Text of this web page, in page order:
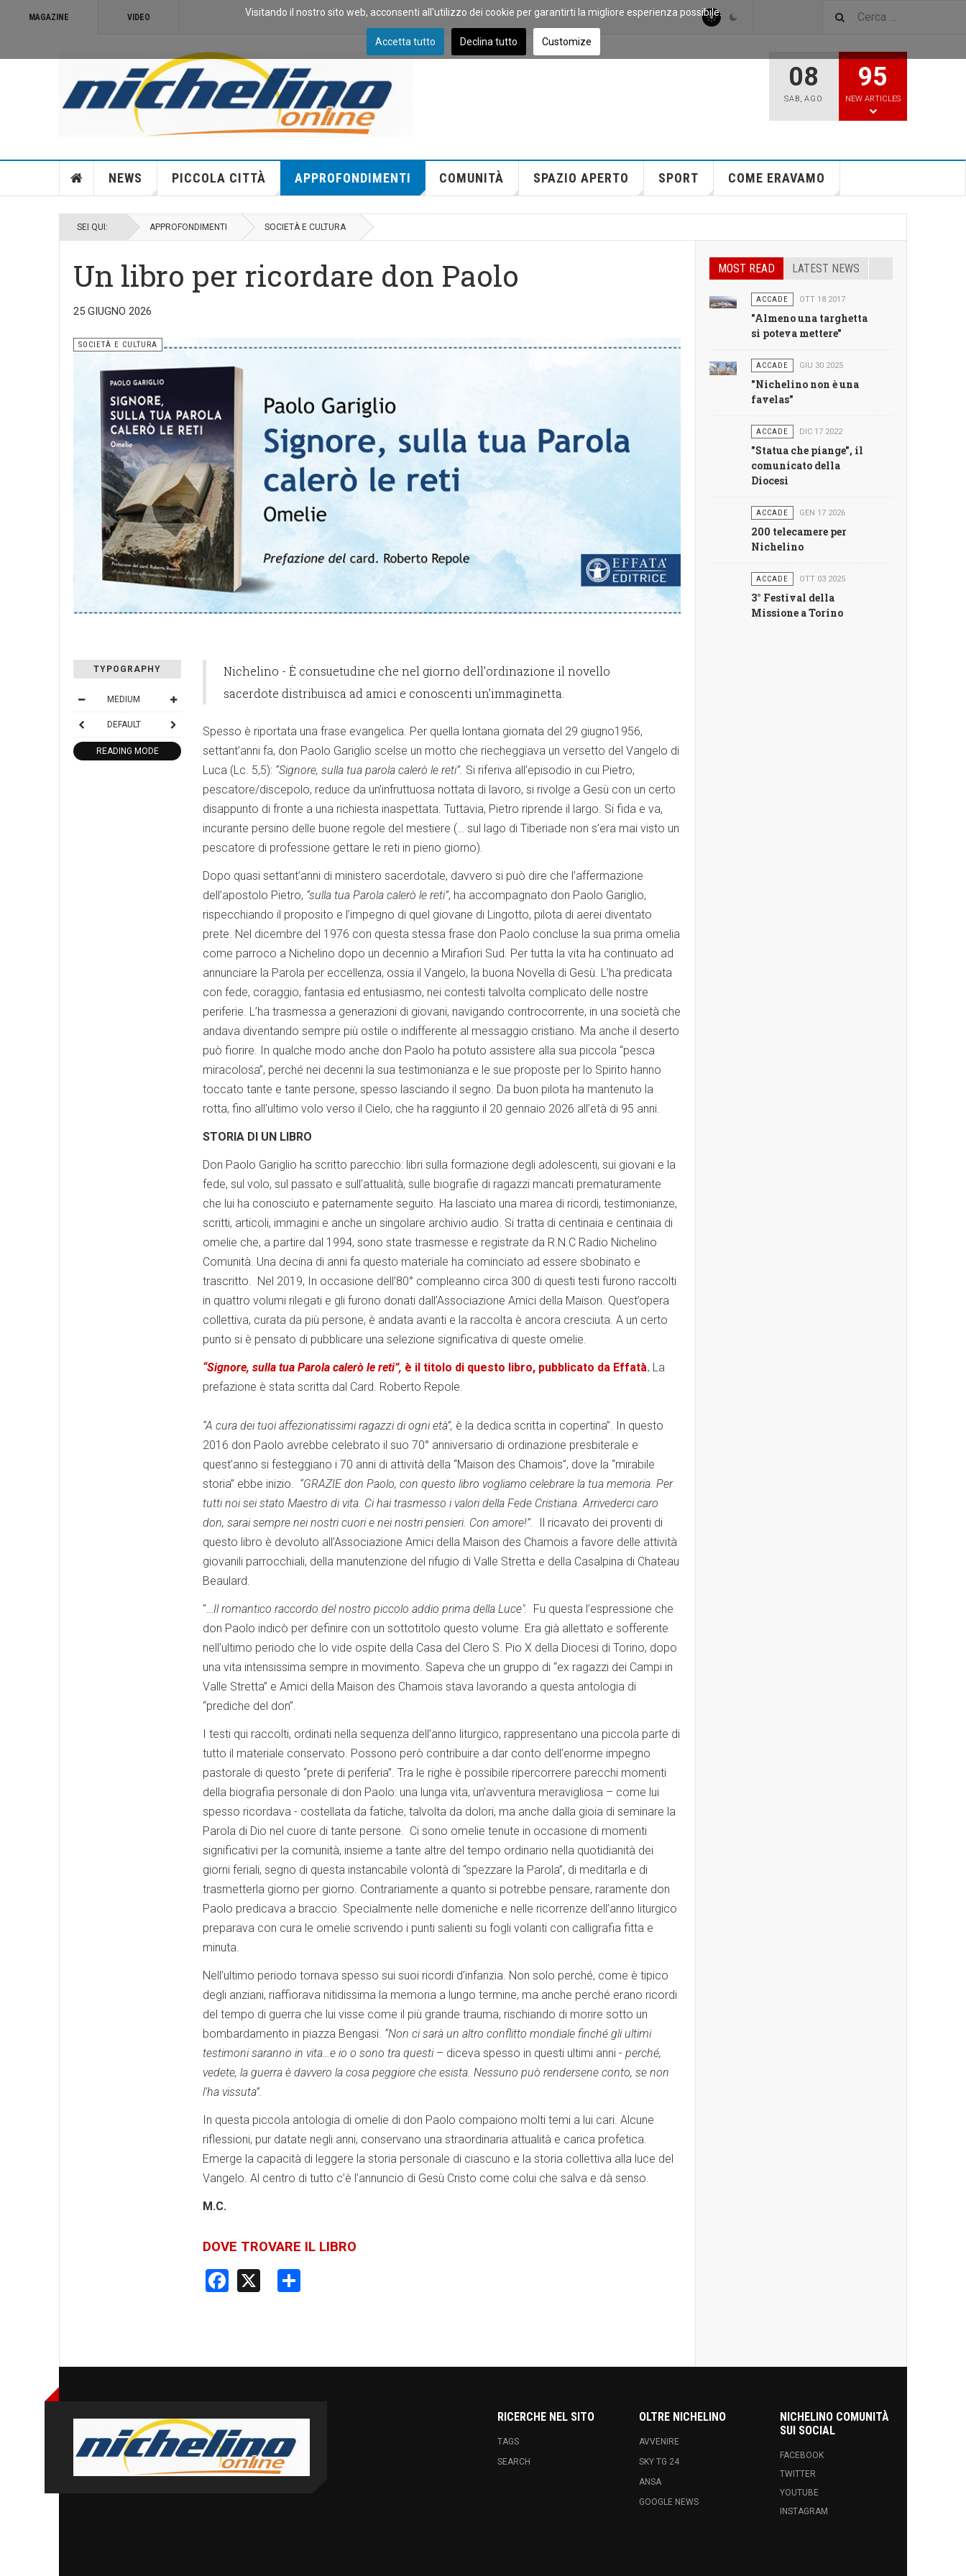
MAGAZINE VIDEO
08
SAB, AGO
95
NEW ARTICLES
NEWS PICCOLA CITTÀ APPROFONDIMENTI COMUNITÀ SPAZIO APERTO SPORT COME ERAVAMO
SEI QUI: APPROFONDIMENTI SOCIETÀ E CULTURA
Un libro per ricordare don Paolo
25 GIUGNO 2026
SOCIETÀ E CULTURA
TYPOGRAPHY
MEDIUM
DEFAULT
READING MODE
Nichelino - È consuetudine che nel giorno dell’ordinazione il novello
sacerdote distribuisca ad amici e conoscenti un’immaginetta.
Spesso è riportata una frase evangelica. Per quella lontana giornata del 29 giugno1956,
settant’anni fa, don Paolo Gariglio scelse un motto che riecheggiava un versetto del Vangelo di
Luca (Lc. 5,5): “Signore, sulla tua parola calerò le reti”. Si riferiva all’episodio in cui Pietro,
pescatore/discepolo, reduce da un’infruttuosa nottata di lavoro, si rivolge a Gesù con un certo
disappunto di fronte a una richiesta inaspettata. Tuttavia, Pietro riprende il largo. Si fida e va,
incurante persino delle buone regole del mestiere (… sul lago di Tiberiade non s’era mai visto un
pescatore di professione gettare le reti in pieno giorno).
Dopo quasi settant’anni di ministero sacerdotale, davvero si può dire che l’affermazione
dell’apostolo Pietro, “sulla tua Parola calerò le reti”, ha accompagnato don Paolo Gariglio,
rispecchiando il proposito e l’impegno di quel giovane di Lingotto, pilota di aerei diventato
prete. Nel dicembre del 1976 con questa stessa frase don Paolo concluse la sua prima omelia
come parroco a Nichelino dopo un decennio a Mirafiori Sud. Per tutta la vita ha continuato ad
annunciare la Parola per eccellenza, ossia il Vangelo, la buona Novella di Gesù. L’ha predicata
con fede, coraggio, fantasia ed entusiasmo, nei contesti talvolta complicato delle nostre
periferie. L’ha trasmessa a generazioni di giovani, navigando controcorrente, in una società che
andava diventando sempre più ostile o indifferente al messaggio cristiano. Ma anche il deserto
può fiorire. In qualche modo anche don Paolo ha potuto assistere alla sua piccola “pesca
miracolosa”, perché nei decenni la sua testimonianza e le sue proposte per lo Spirito hanno
toccato tante e tante persone, spesso lasciando il segno. Da buon pilota ha mantenuto la
rotta, fino all’ultimo volo verso il Cielo, che ha raggiunto il 20 gennaio 2026 all’età di 95 anni.
STORIA DI UN LIBRO
Don Paolo Gariglio ha scritto parecchio: libri sulla formazione degli adolescenti, sui giovani e la
fede, sul volo, sul passato e sull’attualità, sulle biografie di ragazzi mancati prematuramente
che lui ha conosciuto e paternamente seguito. Ha lasciato una marea di ricordi, testimonianze,
scritti, articoli, immagini e anche un singolare archivio audio. Si tratta di centinaia e centinaia di
omelie che, a partire dal 1994, sono state trasmesse e registrate da R.N.C Radio Nichelino
Comunità. Una decina di anni fa questo materiale ha cominciato ad essere sbobinato e
trascritto. Nel 2019, In occasione dell’80° compleanno circa 300 di questi testi furono raccolti
in quattro volumi rilegati e gli furono donati dall’Associazione Amici della Maison. Quest’opera
collettiva, curata da più persone, è andata avanti e la raccolta è ancora cresciuta. A un certo
punto si è pensato di pubblicare una selezione significativa di queste omelie.
“Signore, sulla tua Parola calerò le reti”, è il titolo di questo libro, pubblicato da Effatà. La
prefazione è stata scritta dal Card. Roberto Repole.
“A cura dei tuoi affezionatissimi ragazzi di ogni età”, è la dedica scritta in copertina”. In questo
2016 don Paolo avrebbe celebrato il suo 70° anniversario di ordinazione presbiterale e
quest’anno si festeggiano i 70 anni di attività della “Maison des Chamois”, dove la “mirabile
storia” ebbe inizio. “GRAZIE don Paolo, con questo libro vogliamo celebrare la tua memoria. Per
tutti noi sei stato Maestro di vita. Ci hai trasmesso i valori della Fede Cristiana. Arrivederci caro
don, sarai sempre nei nostri cuori e nei nostri pensieri. Con amore!”.
Il ricavato dei proventi di
questo libro è devoluto all’Associazione Amici della Maison des Chamois a favore delle attività
giovanili parrocchiali, della manutenzione del rifugio di Valle Stretta e della Casalpina di Chateau
Beaulard.
"…Il romantico raccordo del nostro piccolo addio prima della Luce".
Fu questa l’espressione che
don Paolo indicò per definire con un sottotitolo questo volume. Era già allettato e sofferente
nell’ultimo periodo che lo vide ospite della Casa del Clero S. Pio X della Diocesi di Torino, dopo
una vita intensissima sempre in movimento. Sapeva che un gruppo di “ex ragazzi dei Campi in
Valle Stretta” e Amici della Maison des Chamois stava lavorando a questa antologia di
“prediche del don”.
I testi qui raccolti, ordinati nella sequenza dell’anno liturgico, rappresentano una piccola parte di
tutto il materiale conservato. Possono però contribuire a dar conto dell’enorme impegno
pastorale di questo “prete di periferia”. Tra le righe è possibile ripercorrere parecchi momenti
della biografia personale di don Paolo: una lunga vita, un’avventura meravigliosa – come lui
spesso ricordava - costellata da fatiche, talvolta da dolori, ma anche dalla gioia di seminare la
Parola di Dio nel cuore di tante persone. Ci sono omelie tenute in occasione di momenti
significativi per la comunità, insieme a tante altre del tempo ordinario nella quotidianità dei
giorni feriali, segno di questa instancabile volontà di “spezzare la Parola”, di meditarla e di
trasmetterla giorno per giorno. Contrariamente a quanto si potrebbe pensare, raramente don
Paolo predicava a braccio. Specialmente nelle domeniche e nelle ricorrenze dell’anno liturgico
preparava con cura le omelie scrivendo i punti salienti su fogli volanti con calligrafia fitta e
minuta.
Nell’ultimo periodo tornava spesso sui suoi ricordi d’infanzia. Non solo perché, come è tipico
degli anziani, riaffiorava nitidissima la memoria a lungo termine, ma anche perché erano ricordi
del tempo di guerra che lui visse come il più grande trauma, rischiando di morire sotto un
bombardamento in piazza Bengasi. “Non ci sarà un altro conflitto mondiale finché gli ultimi
testimoni saranno in vita…e io o sono tra questi– diceva spesso in questi ultimi anni - perché,
vedete, la guerra è davvero la cosa peggiore che esista. Nessuno può rendersene conto, se non
l’ha vissuta”.
In questa piccola antologia di omelie di don Paolo compaiono molti temi a lui cari. Alcune
riflessioni, pur datate negli anni, conservano una straordinaria attualità e carica profetica.
Emerge la capacità di leggere la storia personale di ciascuno e la storia collettiva alla luce del
Vangelo. Al centro di tutto c’è l’annuncio di Gesù Cristo come colui che salva e dà senso.
M.C.
DOVE TROVARE IL LIBRO
Facebook
MOST READ LATEST NEWS
ACCADE OTT 18 2017
"Almeno una targhetta
si poteva mettere"
ACCADE GIU 30 2025
"Nichelino non è una
favelas"
ACCADE DIC 17 2022
"Statua che piange", il
comunicato della
Diocesi
ACCADE GEN 17 2026
200 telecamere per
Nichelino
ACCADE OTT 03 2025
3° Festival della
Missione a Torino
RICERCHE NEL SITO
TAGS
SEARCH
OLTRE NICHELINO
AVVENIRE
SKY TG 24
ANSA
GOOGLE NEWS
NICHELINO COMUNITÀ
SUI SOCIAL
FACEBOOK
TWITTER
YOUTUBE
INSTAGRAM
Visitando il nostro sito web, acconsenti all'utilizzo dei cookie per garantirti la migliore esperienza possibile.
Accetta tutto Declina tutto Customize